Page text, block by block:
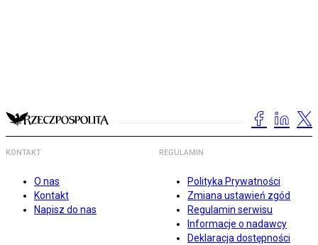
KONTAKT
O nas
Kontakt
Napisz do nas
REGULAMIN
Polityka Prywatności
Zmiana ustawień zgód
Regulamin serwisu
Informacje o nadawcy
Deklaracja dostępności